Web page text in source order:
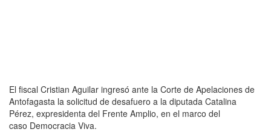
El fiscal Cristian Aguilar ingresó ante la Corte de Apelaciones de
Antofagasta la solicitud de desafuero a la diputada Catalina
Pérez, expresidenta del Frente Amplio, en el marco del
caso Democracia Viva.